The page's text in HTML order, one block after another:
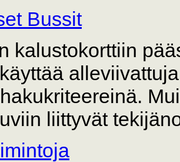
Bussit
kalustokorttiin
liittyvät